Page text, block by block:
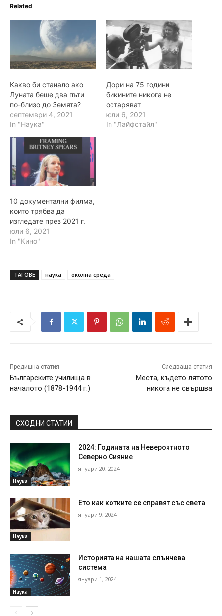
n
Related
Какво би станало ако
Луната беше два пъти
по-близо до Земята?
септември 4, 2021
In "Наука"
Дори на 75 години
бикините никога не
остаряват
юли 6, 2021
In "Лайфстайл"
10 документални филма,
които трябва да
изгледате през 2021 г.
юли 6, 2021
In "Кино"
ТАГОВЕ наука околна среда
Предишна статия
Българските училища в
началото (1878-1944 г.)
Следваща статия
Места, където лятото
никога не свършва
СХОДНИ СТАТИИ
Наука
2024: Годината на Невероятното
Северно Сияние
януари 20, 2024
Наука
Ето как котките се справят със света
януари 9, 2024
Наука
Историята на нашата слънчева
система
януари 1, 2024